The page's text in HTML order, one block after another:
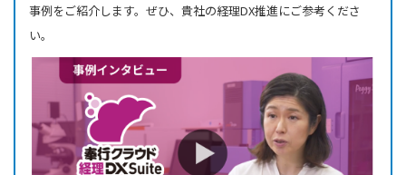
事例をご紹介します。ぜひ、貴社の経理DX推進にご参考くださ
い。